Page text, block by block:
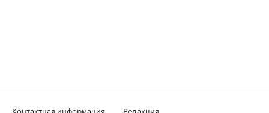
Контактная информация
Редакция